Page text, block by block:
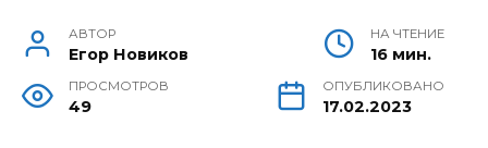
АВТОР
Егор Новиков
НА ЧТЕНИЕ
16 мин.
ПРОСМОТРОВ
49
ОПУБЛИКОВАНО
17.02.2023